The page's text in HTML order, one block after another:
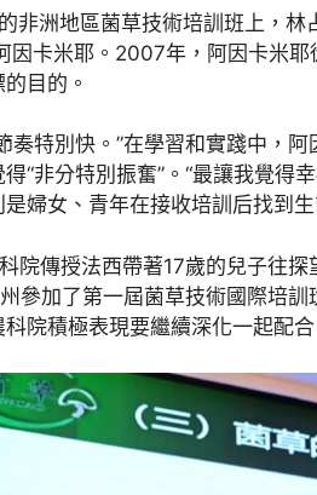
非洲地區菌草技術培訓班上，
因卡米耶。2007年，阿因卡米
目的。
奏特別快。”在學習和實踐中，
“非分特別振奮”。“最讓我覺得
婦女、青年在接收培訓后找到
院傳授法西帶著17歲的兒子往
參加了第一屆菌草技術國際培
院積極表現要繼續深化一起配合